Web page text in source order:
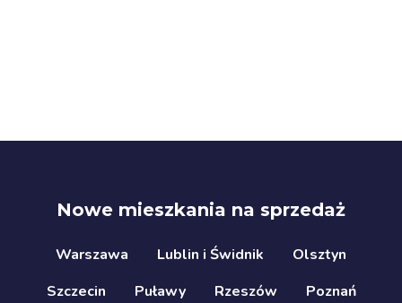
Nowe mieszkania na sprzedaż
Warszawa Lublin i Świdnik
Olsztyn
Szczecin
Puławy Rzeszów
Poznań